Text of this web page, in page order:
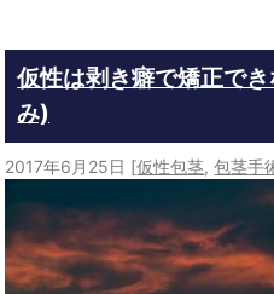
仮性は剥き癖で矯正で
み)
2017年6月25日 [仮性包茎,包茎手